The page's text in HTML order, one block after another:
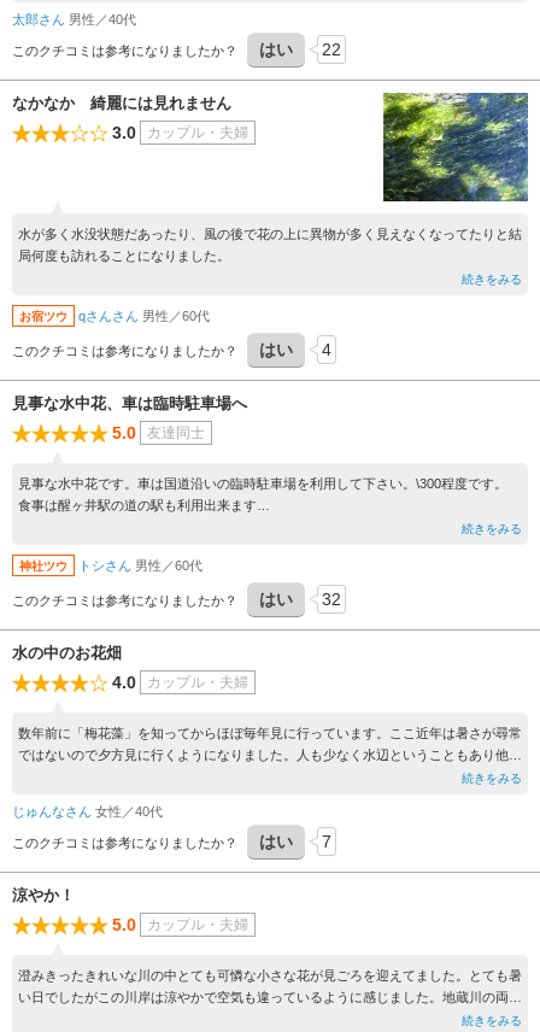
太郎さん 男性／40代
このクチコミは参考になりましたか？ はい 22
なかなか 綺麗には見れません
3.0 カップル・夫婦
水が多く水没状態だあったり、風の後で花の上に異物が多く見えなくなってたりと結
局何度も訪れることになりました。
続きをみる
お宿ツウ qさんさん 男性／60代
このクチコミは参考になりましたか？ はい 4
見事な水中花、車は臨時駐車場へ
5.0 友達同士
見事な水中花です。車は国道沿いの臨時駐車場を利用して下さい。\300程度です。
食事は醒ヶ井駅の道の駅も利用出来ます
続きをみる
神社ツウ トシさん 男性／60代
このクチコミは参考になりましたか？ はい 32
水の中のお花畑
4.0 カップル・夫婦
数年前に「梅花藻」を知ってからほぼ毎年見に行っています。ここ近年は暑さが尋常
ではないので夕方見に行くようになりました。人も少なく水辺ということもあり他所
より少し涼しく感じます。水に揺れる小さな花はとても可愛く癒されました。続きをみる
じゅんなさん 女性／40代
このクチコミは参考になりましたか？ はい 7
涼やか！
5.0 カップル・夫婦
澄みきったきれいな川の中とても可憐な小さな花が見ごろを迎えてました。とても暑
い日でしたがこの川岸は涼やかで空気も違っているように感じました。地蔵川の両サ
イドには普通に暮らしている方々がおられ、宿場町の名残も感じられてとても素敵で
続きをみる